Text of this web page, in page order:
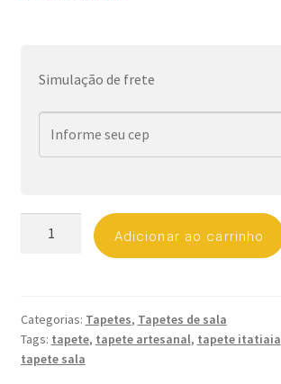
Simulação de frete
Quarto
Listrado
Algodão
Adicionar ao carrinho
Categorias: Tapetes, Tapetes de sala
Tags: tapete, tapete artesanal, tapete itatiaia
tapete sala